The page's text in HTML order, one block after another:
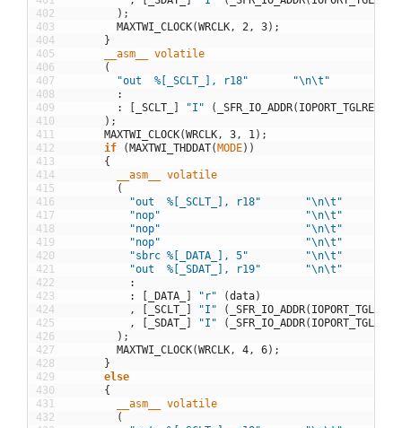
402
403
404
405
406
407
408
409
410
411
412
413
414
415
416
417
418
419
420
421
422
423
424
425
426
427
428
429
430
431
432
) ;
MAXTWI_CLOCK(WRCLK, 2, 3) ;
}
__asm__
volatile
(
"out  %[_SCLT_], r18"
"\n\t"
:
:
_SCLT_ "I" ( _SFR_IO_ADDR( IOPORT_TGLREG
) ;
MAXTWI_CLOCK(WRCLK, 3, 1) ;
if
( MAXTWI_THDDAT( MODE) )
{
__asm__
volatile
(
"out  %[_SCLT_], r18"
"\n\t"
"nop"
"\n\t"
"nop"
"\n\t"
"nop"
"\n\t"
"sbrc %[_DATA_], 5"
"\n\t"
"out  %[_SDAT_], r19"
"\n\t"
:
:
_DATA_ "r" (data)
,
_SCLT_ "I" ( _SFR_IO_ADDR( IOPORT_TGLREG
,
_SDAT_ "I" ( _SFR_IO_ADDR( IOPORT_TGLREG
) ;
MAXTWI_CLOCK(WRCLK, 4, 6) ;
}
else
{
__asm__
volatile
(